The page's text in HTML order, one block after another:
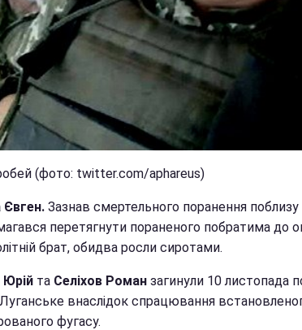
(фото: twitter.com/aphareus)
Зазнав смертельного поранення
перетягнути пораненого побратима до
брат, обидва росли сиротами.
Юрій та Селіхов Роман загинули 10 листопада
внаслідок спрацювання
фугасу.